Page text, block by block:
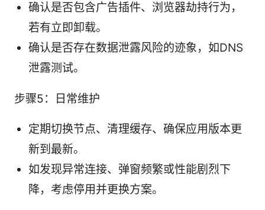
确认是否包含广告插件、浏览器劫持行为，
若有立即卸载。
确认是否存在数据泄露风险的迹象，如DNS
泄露测试。
步骤5：日常维护
定期切换节点、清理缓存、确保应用版本更
新到最新。
如发现异常连接、弹窗频繁或性能剧烈下
降，考虑停用并更换方案。